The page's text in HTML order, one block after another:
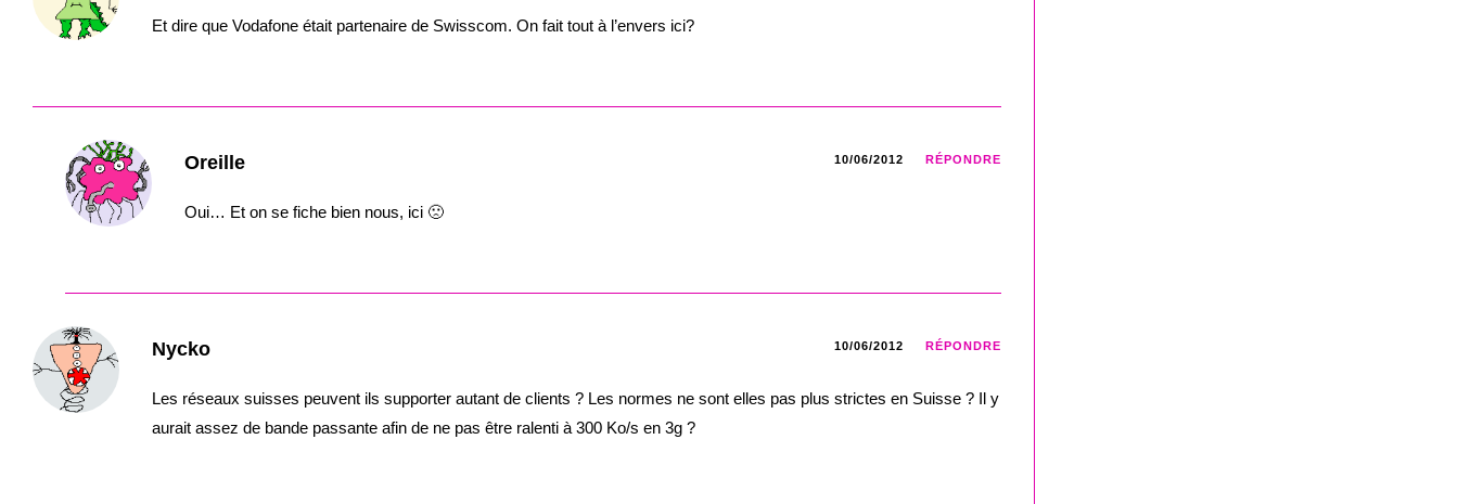
Et dire que Vodafone était partenaire de Swisscom. On fait tout à l’envers ici?
Oreille 10/06/2012 RÉPONDRE
Oui… Et on se fiche bien nous, ici 🙁
Nycko 10/06/2012 RÉPONDRE
Les réseaux suisses peuvent ils supporter autant de clients ? Les normes ne sont elles pas plus strictes en Suisse ? Il y
aurait assez de bande passante afin de ne pas être ralenti à 300 Ko/s en 3g ?